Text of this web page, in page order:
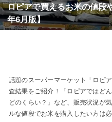
ロピアで買えるお米の値段
年6月版】
話題のスーパーマーケット「ロピ
査結果をご紹介！「ロピアではど
どのくらい？」など、販売状況が
ルな値段でお米を購入したい方は